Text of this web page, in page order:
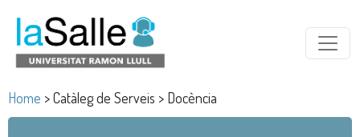
Home > Catàleg de Serveis > Docència